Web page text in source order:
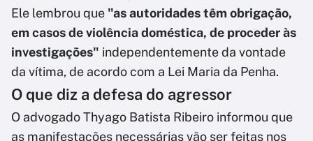
Ele lembrou que "as autoridades têm obrigação,
em casos de violência doméstica, de proceder às
investigações" independentemente da vontade
da vítima, de acordo com a Lei Maria da Penha.
O que diz a defesa do agressor
O advogado Thyago Batista Ribeiro informou que
as manifestações necessárias vão ser feitas nos